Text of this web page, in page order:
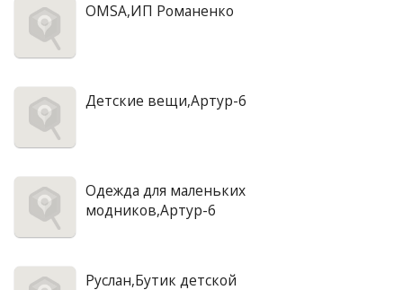
OMSA,ИП Романенко
Детские вещи,Артур-6
Одежда для маленьких
модников,Артур-6
Руслан,Бутик детской